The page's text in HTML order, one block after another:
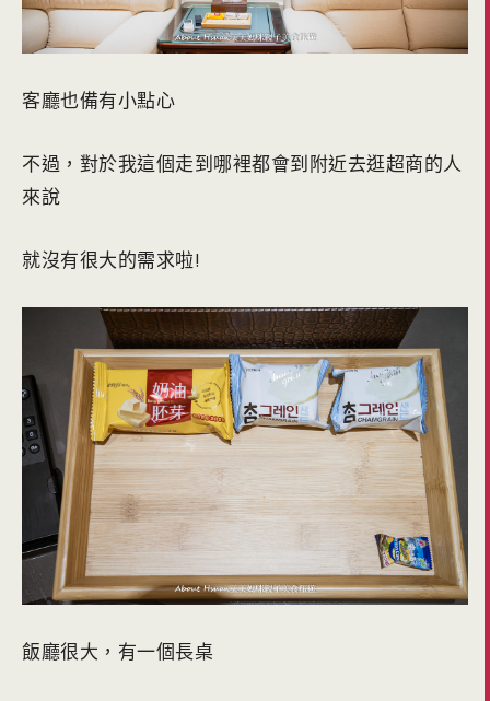
客廳也備有小點心
不過，對於我這個走到哪裡都會到附近去逛超商的人
來說
就沒有很大的需求啦!
飯廳很大，有一個長桌